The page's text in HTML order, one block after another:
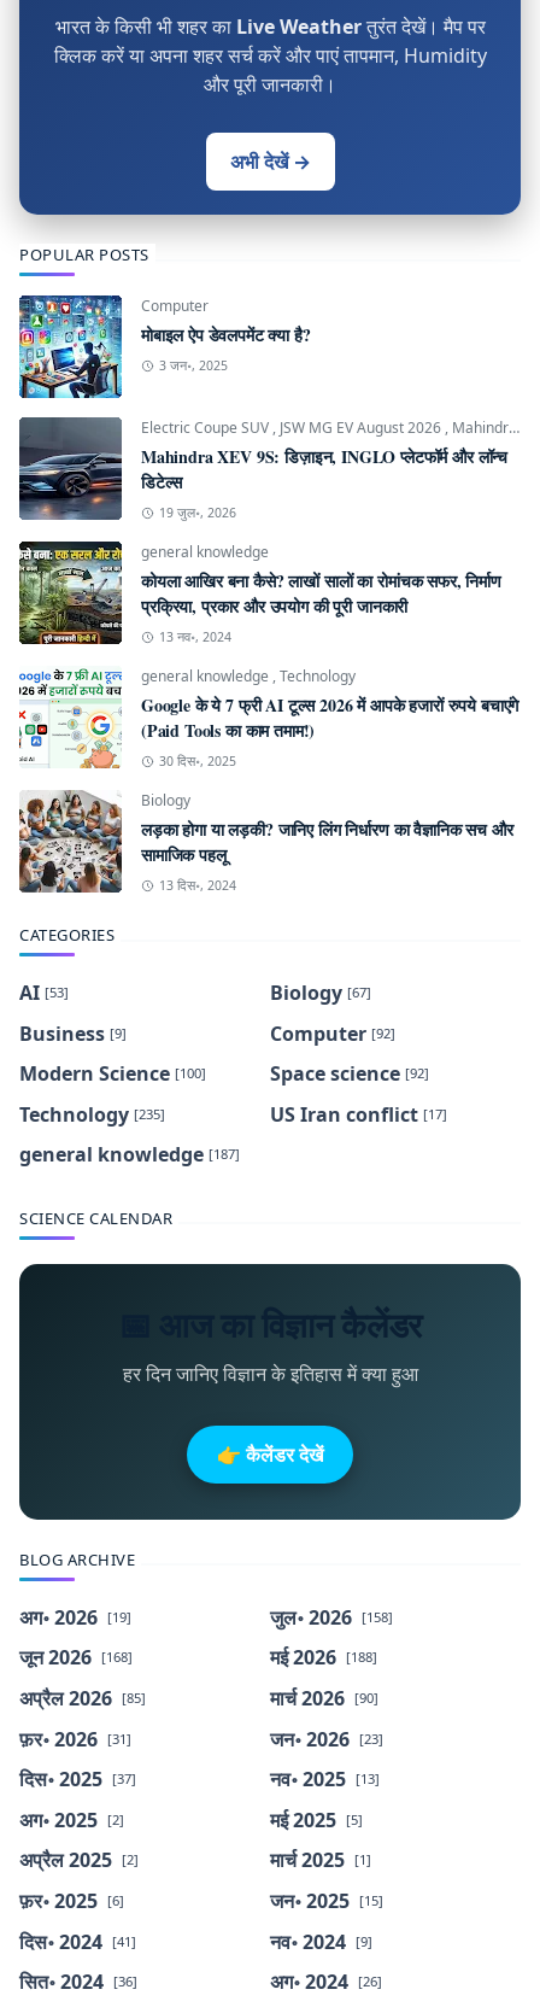
भारत के किसी भी शहर का Live Weatherतुरंत देखें। मैप पर
क्लिक करें या अपना शहर सर्च करें और पाएं तापमान, Humidity
और पूरी जानकारी।
अभी देखें →
POPULAR POSTS
Computer
मोबाइल ऐप डेवलपमेंट क्या है?
3 जन॰, 2025
Electric Coupe SUV , JSW MG EV August 2026 , Mahindra INGLO Platform
Mahindra XEV 9S: डिज़ाइन, INGLO प्लेटफॉर्म और लॉन्च
डिटेल्स
19 जुल॰, 2026
general knowledge
कोयला आखिर बना कैसे? लाखों सालों का रोमांचक सफर, निर्माण
प्रक्रिया, प्रकार और उपयोग की पूरी जानकारी
13 नव॰, 2024
general knowledge ,Technology
Google के ये 7 फ्री AI टूल्स 2026 में आपके हजारों रुपये बचाएंगे
(Paid Tools का काम तमाम!)
30 दिस॰, 2025
Biology
लड़का होगा या लड़की? जानिए लिंग निर्धारण का वैज्ञानिक सच और
सामाजिक पहलू
13 दिस॰, 2024
CATEGORIES
AI [53] Biology [67]
Business [9] Computer [92]
Modern Science [100] Space science [92]
Technology [235] US Iran conflict [17]
general knowledge [187]
SCIENCE CALENDAR
📅 आज का विज्ञान कैलेंडर
हर दिन जानिए विज्ञान के इतिहास में क्या हुआ
👉 कैलेंडर देखें
BLOG ARCHIVE
अग॰ 2026 [19] जुल॰ 2026 [158]
जून 2026 [168] मई 2026 [188]
अप्रैल 2026 [85] मार्च 2026 [90]
फ़र॰ 2026 [31] जन॰ 2026 [23]
दिस॰ 2025 [37] नव॰ 2025 [13]
अग॰ 2025 [2] मई 2025 [5]
अप्रैल 2025 [2] मार्च 2025 [1]
फ़र॰ 2025 [6] जन॰ 2025 [15]
दिस॰ 2024 [41] नव॰ 2024 [9]
सित॰ 2024 [36] अग॰ 2024 [26]